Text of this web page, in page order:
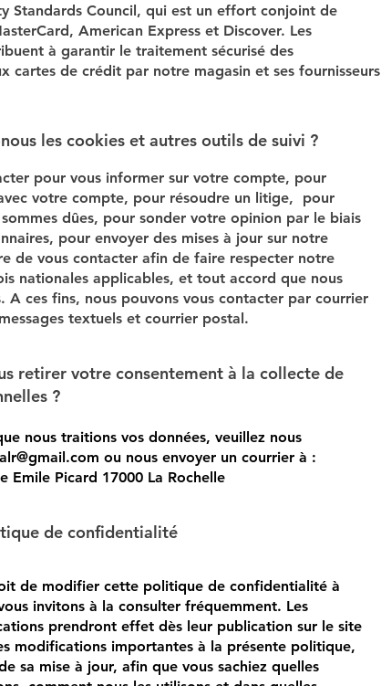
Standards Council, qui est un effort conjoint de
American Express et Discover. Les
à garantir le traitement sécurisé des
cartes de crédit par notre magasin et ses fournisseurs
les cookies et autres outils de suivi ?
pour vous informer sur votre compte, pour
votre compte, pour résoudre un litige, pour
dûes, pour sonder votre opinion par le biais
pour envoyer des mises à jour sur notre
de vous contacter afin de faire respecter notre
nationales applicables, et tout accord que nous
A ces fins, nous pouvons vous contacter par courrier
textuels et courrier postal.
retirer votre consentement à la collecte de
?
nous traitions vos données, veuillez nous
ou nous envoyer un courrier à :
Emile Picard 17000 La Rochelle
de confidentialité
de modifier cette politique de confidentialité à
invitons à la consulter fréquemment. Les
prendront effet dès leur publication sur le site
modifications importantes à la présente politique,
sa mise à jour, afin que vous sachiez quelles